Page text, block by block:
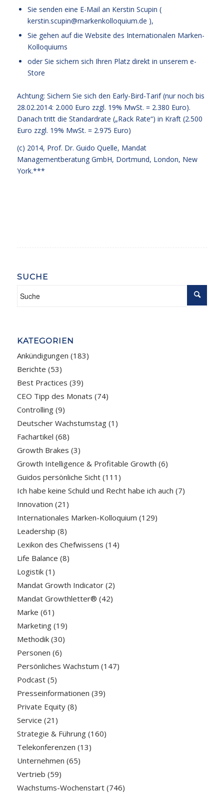
Sie senden eine E-Mail an Kerstin Scupin (
kerstin.scupin@markenkolloquium.de ),
Sie gehen auf die Website des Internationalen Marken-
Kolloquiums
oder Sie sichern sich Ihren Platz direkt in unserem e-
Store
Achtung: Sichern Sie sich den Early-Bird-Tarif (nur noch bis
28.02.2014: 2.000 Euro zzgl. 19% MwSt. = 2.380 Euro).
Danach tritt die Standardrate („Rack Rate“) in Kraft (2.500
Euro zzgl. 19% MwSt. = 2.975 Euro)
(c) 2014, Prof. Dr. Guido Quelle, Mandat
Managementberatung GmbH, Dortmund, London, New
York.***
SUCHE
KATEGORIEN
Ankündigungen (183)
Berichte (53)
Best Practices (39)
CEO Tipp des Monats (74)
Controlling(9)
Deutscher Wachstumstag(1)
Fachartikel (68)
Growth Brakes (3)
Growth Intelligence & Profitable Growth (6)
Guidos persönliche Sicht(111)
Ich habe keine Schuld und Recht habe ich auch (7)
Innovation (21)
Internationales Marken-Kolloquium (129)
Leadership (8)
Lexikon des Chefwissens (14)
Life Balance (8)
Logistik(1)
Mandat Growth Indicator(2)
Mandat Growthletter® (42)
Marke (61)
Marketing(19)
Methodik(30)
Personen (6)
Persönliches Wachstum (147)
Podcast(5)
Presseinformationen (39)
Private Equity(8)
Service (21)
Strategie & Führung(160)
Telekonferenzen (13)
Unternehmen (65)
Vertrieb (59)
Wachstums-Wochenstart(746)